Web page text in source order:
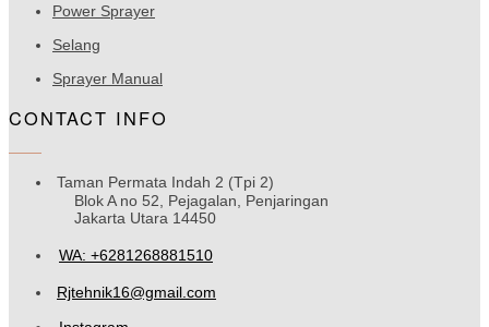
Power Sprayer
Selang
Sprayer Manual
CONTACT INFO
Taman Permata Indah 2 (Tpi 2)
Blok A no 52, Pejagalan, Penjaringan
Jakarta Utara 14450
WA: +6281268881510
Rjtehnik16@gmail.com